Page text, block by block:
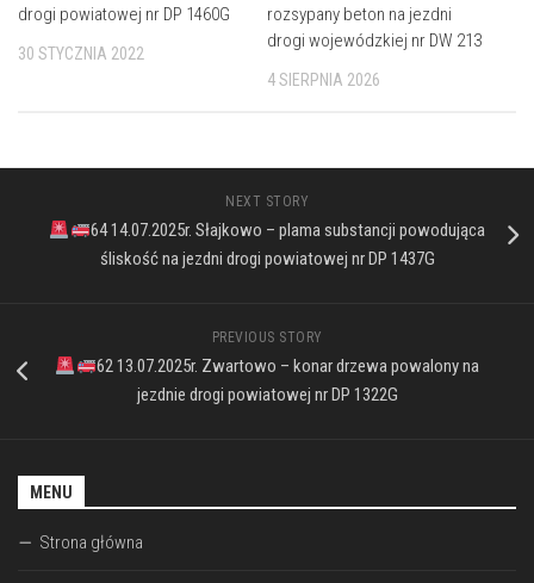
drogi powiatowej nr DP 1460G
30 STYCZNIA 2022
rozsypany beton na jezdni
drogi wojewódzkiej nr DW 213
4 SIERPNIA 2026
NEXT STORY
64 14.07.2025r. Słajkowo – plama substancji powodująca
śliskość na jezdni drogi powiatowej nr DP 1437G
PREVIOUS STORY
62 13.07.2025r. Zwartowo – konar drzewa powalony na
jezdnie drogi powiatowej nr DP 1322G
MENU
Strona główna